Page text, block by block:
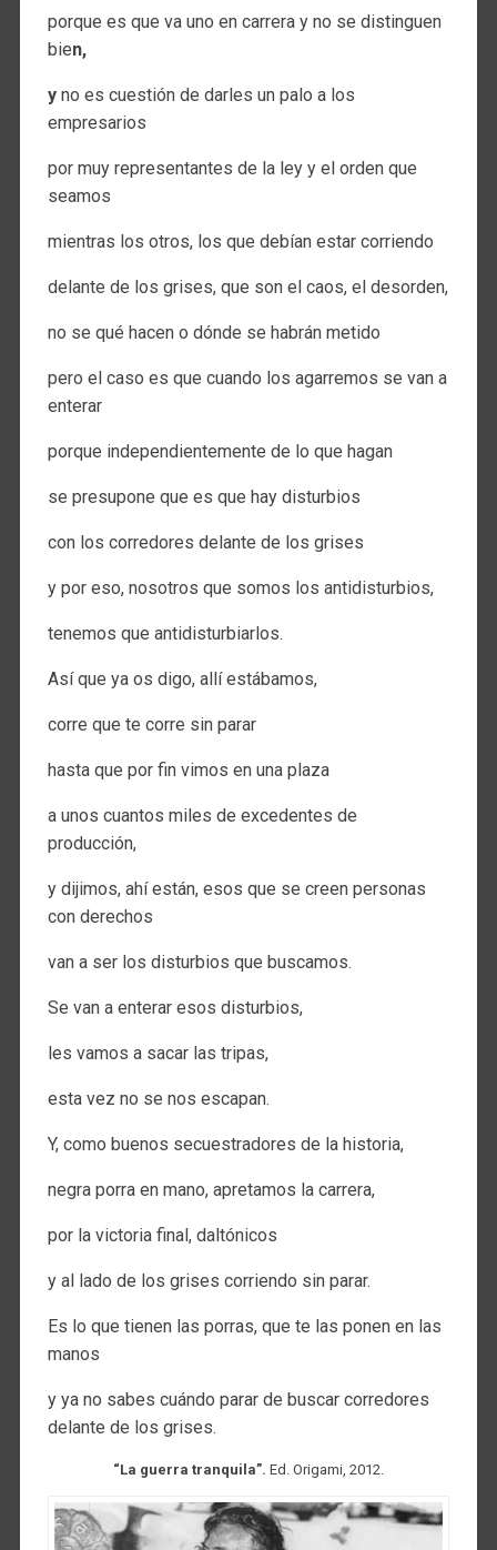
porque es que va uno en carrera y no se distinguen
bien,
y no es cuestión de darles un palo a los
empresarios
por muy representantes de la ley y el orden que
seamos
mientras los otros, los que debían estar corriendo
delante de los grises, que son el caos, el desorden,
no se qué hacen o dónde se habrán metido
pero el caso es que cuando los agarremos se van a
enterar
porque independientemente de lo que hagan
se presupone que es que hay disturbios
con los corredores delante de los grises
y por eso, nosotros que somos los antidisturbios,
tenemos que antidisturbiarlos.
Así que ya os digo, allí estábamos,
corre que te corre sin parar
hasta que por fin vimos en una plaza
a unos cuantos miles de excedentes de
producción,
y dijimos, ahí están, esos que se creen personas
con derechos
van a ser los disturbios que buscamos.
Se van a enterar esos disturbios,
les vamos a sacar las tripas,
esta vez no se nos escapan.
Y, como buenos secuestradores de la historia,
negra porra en mano, apretamos la carrera,
por la victoria final, daltónicos
y al lado de los grises corriendo sin parar.
Es lo que tienen las porras, que te las ponen en las
manos
y ya no sabes cuándo parar de buscar corredores
delante de los grises.
“La guerra tranquila”. Ed. Origami, 2012.